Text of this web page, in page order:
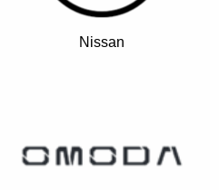
Nissan